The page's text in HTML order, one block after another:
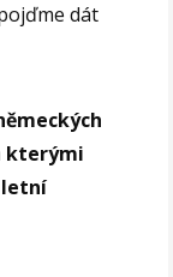
dát
kterými
letní